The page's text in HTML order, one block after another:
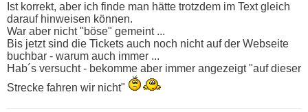
Ist korrekt, aber ich finde man hätte trotzdem im Text gleich
darauf hinweisen können.
War aber nicht "böse" gemeint ...
Bis jetzt sind die Tickets auch noch nicht auf der Webseite
buchbar - warum auch immer ...
Hab´s versucht - bekomme aber immer angezeigt "auf dieser
Strecke fahren wir nicht"